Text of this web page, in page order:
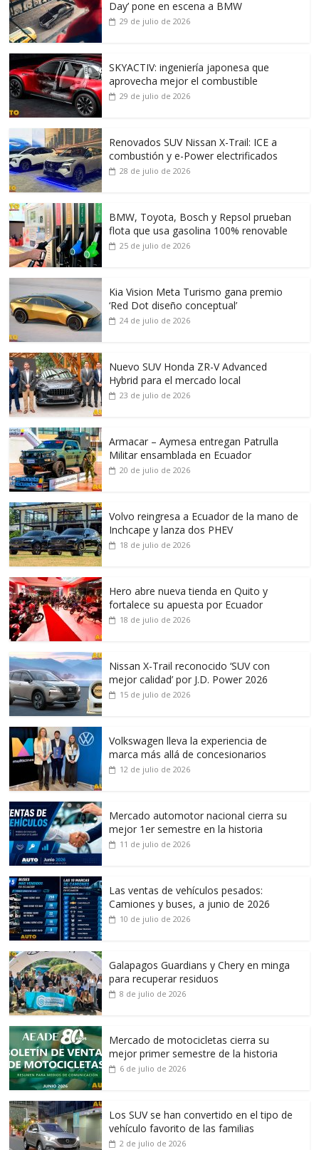
Day’ pone en escena a BMW
29 de julio de 2026
SKYACTIV: ingeniería japonesa que
aprovecha mejor el combustible
29 de julio de 2026
Renovados SUV Nissan X-Trail: ICE a
combustión y e-Power electrificados
28 de julio de 2026
BMW, Toyota, Bosch y Repsol prueban
flota que usa gasolina 100% renovable
25 de julio de 2026
Kia Vision Meta Turismo gana premio
‘Red Dot diseño conceptual’
24 de julio de 2026
Nuevo SUV Honda ZR-V Advanced
Hybrid para el mercado local
23 de julio de 2026
Armacar – Aymesa entregan Patrulla
Militar ensamblada en Ecuador
20 de julio de 2026
Volvo reingresa a Ecuador de la mano de
Inchcape y lanza dos PHEV
18 de julio de 2026
Hero abre nueva tienda en Quito y
fortalece su apuesta por Ecuador
18 de julio de 2026
Nissan X-Trail reconocido ‘SUV con
mejor calidad’ por J.D. Power 2026
15 de julio de 2026
Volkswagen lleva la experiencia de
marca más allá de concesionarios
12 de julio de 2026
Mercado automotor nacional cierra su
mejor 1er semestre en la historia
11 de julio de 2026
Las ventas de vehículos pesados:
Camiones y buses, a junio de 2026
10 de julio de 2026
Galapagos Guardians y Chery en minga
para recuperar residuos
8 de julio de 2026
Mercado de motocicletas cierra su
mejor primer semestre de la historia
6 de julio de 2026
Los SUV se han convertido en el tipo de
vehículo favorito de las familias
2 de julio de 2026